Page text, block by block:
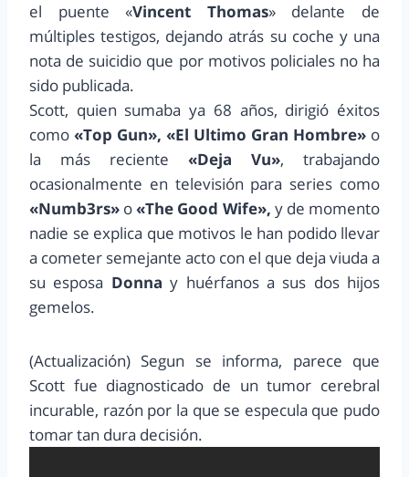
el puente «Vincent Thomas» delante de
múltiples testigos, dejando atrás su coche y una
nota de suicidio que por motivos policiales no ha
sido publicada.
Scott, quien sumaba ya 68 años, dirigió éxitos
como «Top Gun», «El Ultimo Gran Hombre» o
la más reciente «Deja Vu», trabajando
ocasionalmente en televisión para series como
«Numb3rs» o«The Good Wife», y de momento
nadie se explica que motivos le han podido llevar
a cometer semejante acto con el que deja viuda a
su esposa Donna y huérfanos a sus dos hijos
gemelos.
(Actualización) Segun se informa, parece que
Scott fue diagnosticado de un tumor cerebral
incurable, razón por la que se especula que pudo
tomar tan dura decisión.